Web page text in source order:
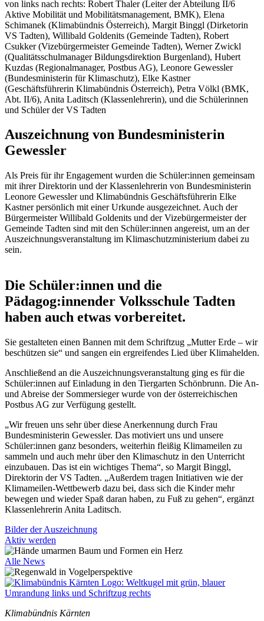
von links nach rechts: Robert Thaler (Leiter der Abteilung II/6
Aktive Mobilität und Mobilitätsmanagement, BMK), Elena
Schimanek (Klimabündnis Österreich), Margit Binggl (Dirketorin
VS Tadten), Willibald Goldenits (Gemeinde Tadten), Robert
Csukker (Vizebürgermeister Gemeinde Tadten), Werner Zwickl
(Qualitätsschulmanager Bildungsdirektion Burgenland), Hubert
Kuzdas (Regionalmanager, Postbus AG), Leonore Gewessler
(Bundesministerin für Klimaschutz), Elke Kastner
(Geschäftsführerin Klimabündnis Österreich), Petra Völkl (BMK,
Abt. II/6), Anita Laditsch (Klassenlehrerin), und die Schülerinnen
und Schüler der VS Tadten
Auszeichnung von Bundesministerin
Gewessler
Als Preis für ihr Engagement wurden die Schüler:innen gemeinsam
mit ihrer Direktorin und der Klassenlehrerin von Bundesministerin
Leonore Gewessler und Klimabündnis Geschäftsführerin Elke
Kastner persönlich mit einer Urkunde ausgezeichnet. Auch der
Bürgermeister Willibald Goldenits und der Vizebürgermeister der
Gemeinde Tadten sind mit den Schüler:innen angereist, um an der
Auszeichnungsveranstaltung im Klimaschutzministerium dabei zu
sein.
Die Schüler:innen und die
Pädagog:innender Volksschule Tadten
haben auch etwas vorbereitet.
Sie gestalteten einen Bannen mit dem Schriftzug „Mutter Erde – wir
beschützen sie“ und sangen ein ergreifendes Lied über Klimahelden.
Anschließend an die Auszeichnungsveranstaltung ging es für die
Schüler:innen auf Einladung in den Tiergarten Schönbrunn. Die An-
und Abreise der Sommersieger wurde von der österreichischen
Postbus AG zur Verfügung gestellt.
„Wir freuen uns sehr über diese Anerkennung durch Frau
Bundesministerin Gewessler. Das motiviert uns und unsere
Schüler:innen ganz besonders, weiterhin fleißig Klimameilen zu
sammeln und auch mehr über den Klimaschutz in den Unterricht
einzubauen. Das ist ein wichtiges Thema“, so Margit Binggl,
Direktorin der VS Tadten. „Außerdem tragen Initiativen wie der
Klimameilen-Wettbewerb dazu bei, dass sich die Kinder mehr
bewegen und wieder Spaß daran haben, zu Fuß zu gehen“, ergänzt
Klassenlehrerin Anita Laditsch.
Bilder der Auszeichnung
Aktiv werden
Alle News
Klimabündnis Kärnten